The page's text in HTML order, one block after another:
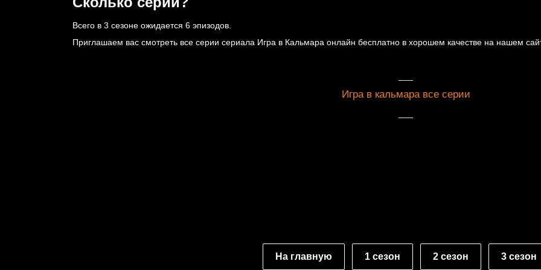
Всего в 3 сезоне ожидается 6 эпизодов
Приглашаем вас смотреть все серии сериала Игра в Кальмара онлайн бесплатно в хорошем качестве на нашем
Игра в кальмара все серии
На главную 1 сезон 2 сезон 3 сезон